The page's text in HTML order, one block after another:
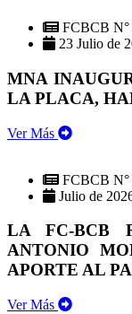
FCBCB N°
23 Julio de
MNA
LA PLACA,
Ver Más
FCBCB N°
Julio de
LA FC-BCB
ANTONIO
APORTE AL
Ver Más